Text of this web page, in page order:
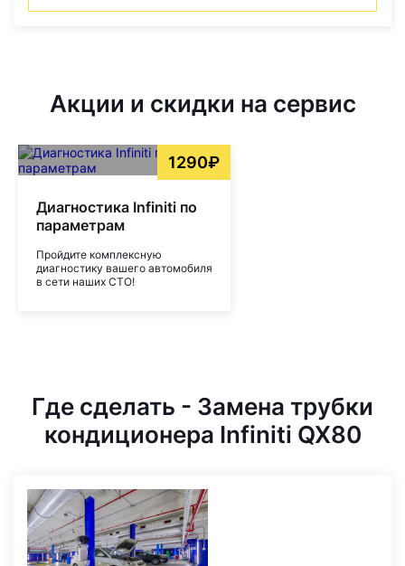
Акции и скидки на сервис
1290₽
Диагностика Infiniti по
параметрам
Пройдите комплексную
диагностику вашего автомобиля
в сети наших СТО!
Где сделать - Замена трубки
кондиционера Infiniti QX80